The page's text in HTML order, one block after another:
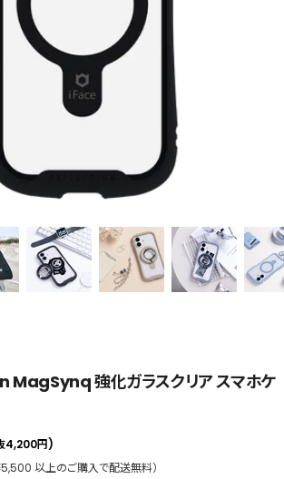
強化ガラスクリア スマホケ
4,200円)
以上のご購入で配送無料）